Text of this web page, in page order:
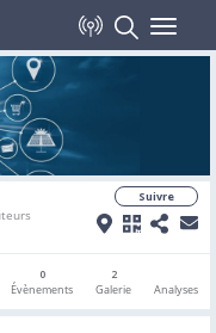
Toggle
Suivre
0
Évènements
2
Galerie
Analyses